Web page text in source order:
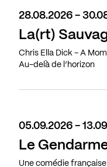
28.08.2026 -
La(rt)
Chris Ella Dick - A
Au-delà de l’horizon
05.09.2026 -
Le
Une comédie